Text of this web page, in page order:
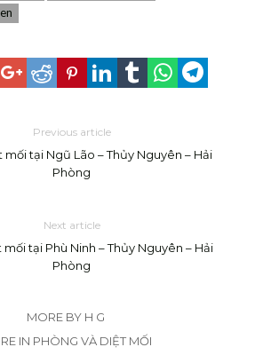
Previous article
tại Ngũ Lão – Thủy Nguyên – Hải
Phòng
Next article
tại Phù Ninh – Thủy Nguyên – Hải
Phòng
MORE BY H G
IN PHÒNG VÀ DIỆT MỐI